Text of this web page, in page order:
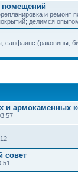
и ремонт
делимся
санфаянс (раковины,
и армокаменных
совет